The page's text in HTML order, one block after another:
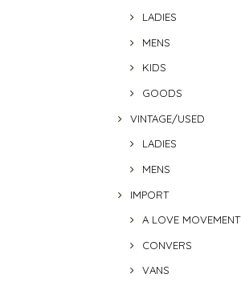
LADIES
MENS
KIDS
GOODS
VINTAGE/USED
LADIES
MENS
IMPORT
A LOVE MOVEMENT
CONVERS
VANS